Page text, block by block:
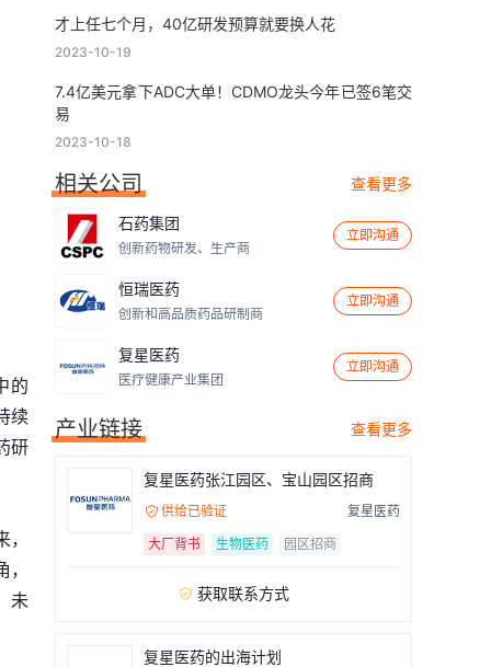
的
续
研
未
才上任七个月，40亿研发预算就要换人花
2023-10-19
7.4亿美元拿下ADC大单！CDMO龙头今年已签6笔交
易
2023-10-18
相关公司 查看更多
石药集团
创新药物研发、生产商
立即沟通
恒瑞医药
创新和高品质药品研制商
立即沟通
复星医药
医疗健康产业集团
立即沟通
产业链接 查看更多
复星医药张江园区、宝山园区招商
 供给已验证
复星医药
大厂背书
生物医药 园区招商
 获取联系方式
复星医药的出海计划